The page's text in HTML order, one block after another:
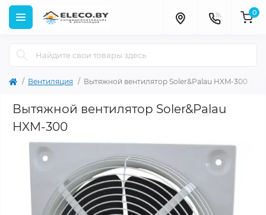
0
Вентиляция Вытяжной вентилятор Soler&Palau HXM-300
Вытяжной вентилятор Soler&Palau
HXM-300